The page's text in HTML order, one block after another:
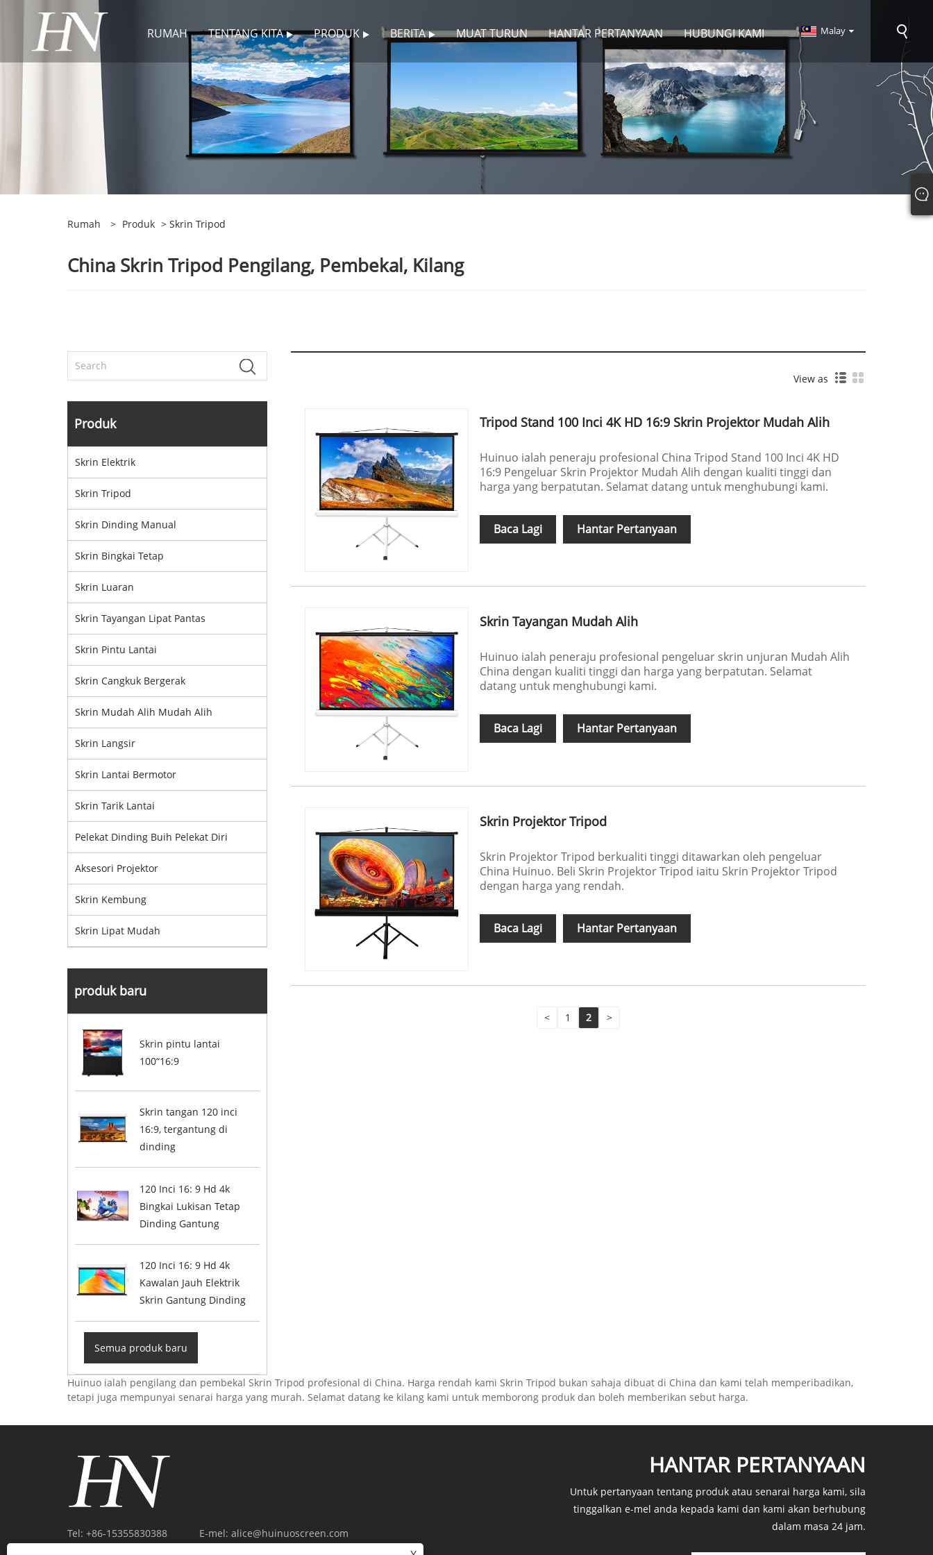
RUMAH TENTANG KITA PRODUK BERITA MUAT TURUN HANTAR PERTANYAAN HUBUNGI KAMI Malay
Rumah > Produk > Skrin Tripod
China Skrin Tripod Pengilang, Pembekal, Kilang
Produk
Skrin Elektrik
Skrin Tripod
Skrin Dinding Manual
Skrin Bingkai Tetap
Skrin Luaran
Skrin Tayangan Lipat Pantas
Skrin Pintu Lantai
Skrin Cangkuk Bergerak
Skrin Mudah Alih Mudah Alih
Skrin Langsir
Skrin Lantai Bermotor
Skrin Tarik Lantai
Pelekat Dinding Buih Pelekat Diri
Aksesori Projektor
Skrin Kembung
Skrin Lipat Mudah
produk baru
Skrin pintu lantai
100“16:9
Skrin tangan 120 inci
16:9, tergantung di
dinding
120 Inci 16: 9 Hd 4k
Bingkai Lukisan Tetap
Dinding Gantung
120 Inci 16: 9 Hd 4k
Kawalan Jauh Elektrik
Skrin Gantung Dinding
Semua produk baru
View as
Tripod Stand 100 Inci 4K HD 16:9 Skrin Projektor Mudah Alih
Huinuo ialah peneraju profesional China Tripod Stand 100 Inci 4K HD
16:9 Pengeluar Skrin Projektor Mudah Alih dengan kualiti tinggi dan
harga yang berpatutan. Selamat datang untuk menghubungi kami.
Baca Lagi Hantar Pertanyaan
Skrin Tayangan Mudah Alih
Huinuo ialah peneraju profesional pengeluar skrin unjuran Mudah Alih
China dengan kualiti tinggi dan harga yang berpatutan. Selamat
datang untuk menghubungi kami.
Baca Lagi Hantar Pertanyaan
Skrin Projektor Tripod
Skrin Projektor Tripod berkualiti tinggi ditawarkan oleh pengeluar
China Huinuo. Beli Skrin Projektor Tripod iaitu Skrin Projektor Tripod
dengan harga yang rendah.
Baca Lagi Hantar Pertanyaan
< 1 2 >
Huinuo ialah pengilang dan pembekal Skrin Tripod profesional di China. Harga rendah kami Skrin Tripod bukan sahaja dibuat di China dan kami telah memperibadikan,
tetapi juga mempunyai senarai harga yang murah. Selamat datang ke kilang kami untuk memborong produk dan boleh memberikan sebut harga.
Tel: +86-15355830388 E-mel: alice@huinuoscreen.com
HANTAR PERTANYAAN
Untuk pertanyaan tentang produk atau senarai harga kami, sila
tinggalkan e-mel anda kepada kami dan kami akan berhubung
dalam masa 24 jam.